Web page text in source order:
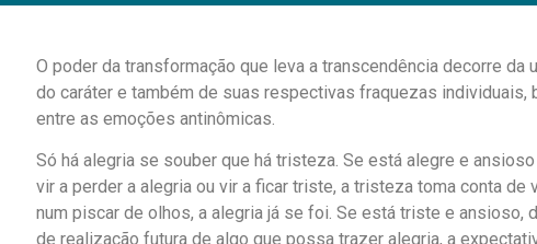
O poder da transformação que leva a transcendência decorre da
do caráter e também de suas respectivas fraquezas individuais,
entre as emoções antinômicas.
Só há alegria se souber que há tristeza. Se está alegre e
vir a perder a alegria ou vir a ficar triste, a tristeza toma conta de
num piscar de olhos, a alegria já se foi. Se está triste e ansioso,
de realização futura de algo que possa trazer alegria, a